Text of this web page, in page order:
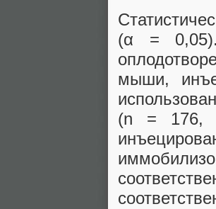
(α =
мыши,
(n = 176,